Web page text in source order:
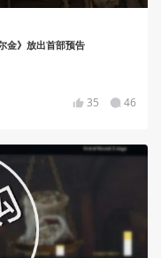
金》放出首部预告
35 46